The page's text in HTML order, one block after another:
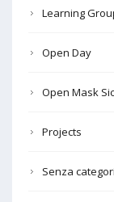
Learning
Open Day
Open Mask
Projects
Senza